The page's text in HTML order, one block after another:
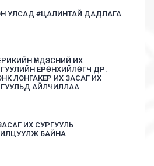
УЛСАД #ЦАЛИНТАЙ ДАДЛАГА
ҮНДЭСНИЙ ИХ
ЕРӨНХИЙЛӨГЧ ДР.
ЛОНГАКЕР ИХ ЗАСАГ ИХ
АЙЛЧИЛЛАА
ИХ СУРГУУЛЬ
БАЙНА